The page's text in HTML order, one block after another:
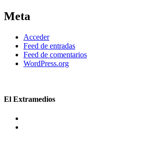
Meta
Acceder
Feed de entradas
Feed de comentarios
WordPress.org
El Extramedios